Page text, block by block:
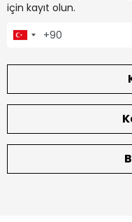
için kayıt olun.